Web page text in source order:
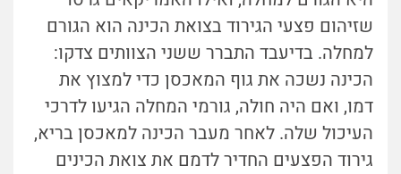
שזיהום פצעי הגירוד בצואת הכינה הוא הגורם
למחלה. בדיעבד התברר ששני הצוותים צדקו:
הכינה נשכה את גוף המאכסן כדי למצוץ את
דמו, ואם היה חולה, גורמי המחלה הגיעו לדרכי
העיכול שלה. לאחר מעבר הכינה למאכסן בריא,
גירוד הפצעים החדיר לדמם את צואת הכינים